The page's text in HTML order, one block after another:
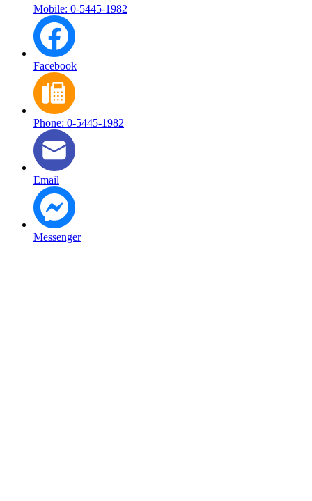
Mobile: 0-5445-1982
Facebook
Phone: 0-5445-1982
Email
Messenger